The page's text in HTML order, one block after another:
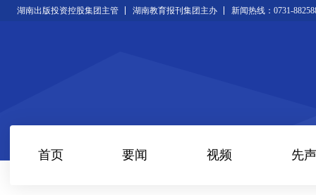
湖南出版投资控股集团主管 湖南教育报刊集团主办 新闻热线：0731-
首页 要闻 视频 先声